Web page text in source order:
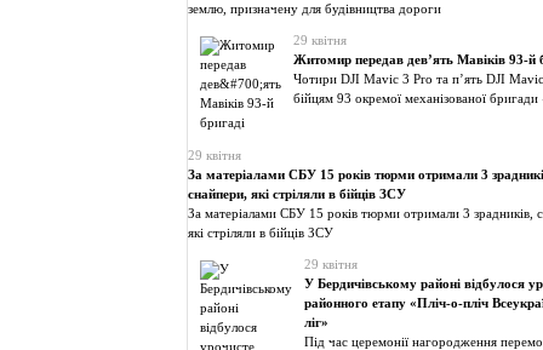
землю, призначену для будівництва дороги
29 квітня
Житомир передав девʼять Мавіків 93-й
Чотири DJI Mavic 3 Pro та пʼять DJI
бійцям 93 окремої механізованої
29 квітня
За матеріалами СБУ 15 років тюрми отримали 3
снайпери, які стріляли в бійців ЗСУ
За матеріалами СБУ 15 років тюрми отримали 3 зрадників,
які стріляли в бійців ЗСУ
29 квітня
У Бердичівському районі відбулося
районного етапу «Пліч-о-пліч
ліг»
Під час церемонії нагородження